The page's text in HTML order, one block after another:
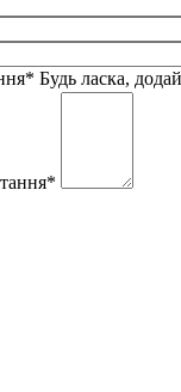
* Будь ласка,
*